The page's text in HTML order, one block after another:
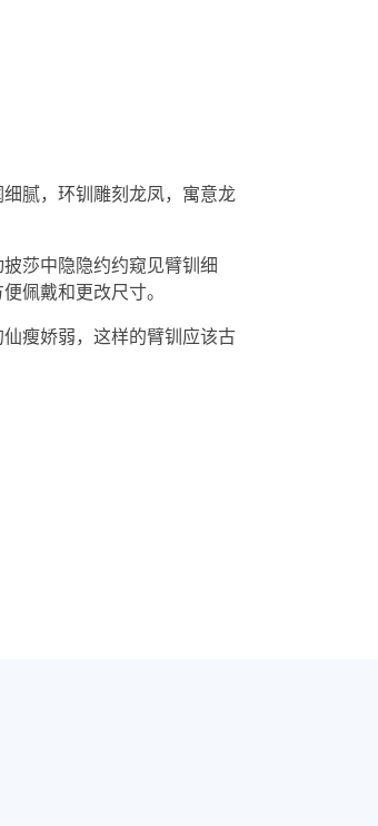
腻，环钏雕刻龙凤，寓意龙
莎中隐隐约约窥见臂钏细
佩戴和更改尺寸。
瘦娇弱，这样的臂钏应该古